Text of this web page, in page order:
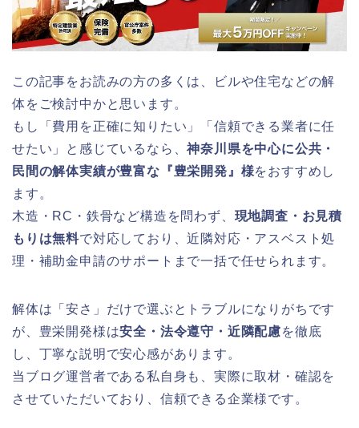
この記事をお読みの方の多くは、ビルや住宅などの解
体をご検討中かと思います。
もし「費用を正確に知りたい」「信頼できる業者に任
せたい」と感じているなら、神奈川県を中心に公共・
民間の解体実績が豊富な『豊栄開発』様をおすすめし
ます。
木造・RC・鉄骨など構造を問わず、 現地調査・お見積
もりは無料で対応しており、近隣対応・アスベスト処
理・補助金申請のサポートまで一括で任せられます。
解体は「安さ」だけで選ぶとトラブルになりがちです
が、豊栄開発様は安全・法令遵守・近隣配慮を徹底
し、丁寧な説明で安心感があります。
当ブログ運営者である私自身も、実際に取材・確認を
させていただいており、信頼できる企業様です。